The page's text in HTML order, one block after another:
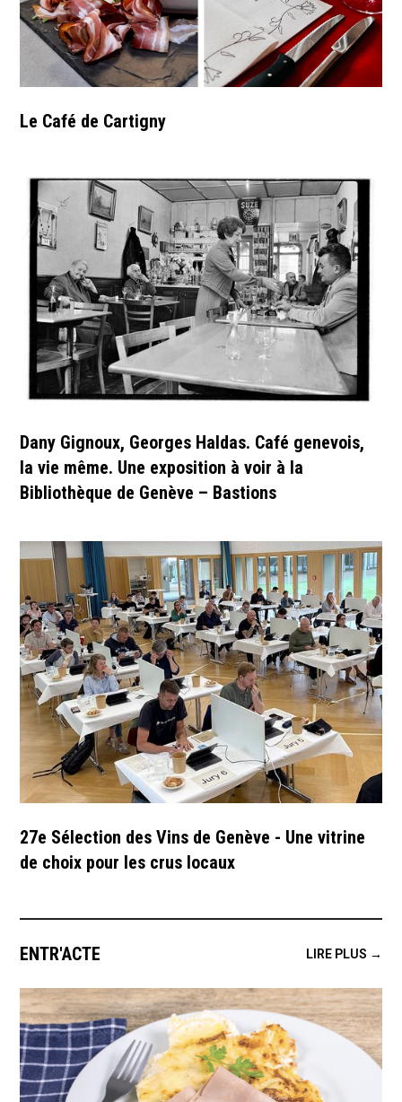
Le Café de Cartigny
Dany Gignoux, Georges Haldas. Café genevois,
la vie même. Une exposition à voir à la
Bibliothèque de Genève – Bastions
27e Sélection des Vins de Genève - Une vitrine
de choix pour les crus locaux
ENTR'ACTE LIRE PLUS →